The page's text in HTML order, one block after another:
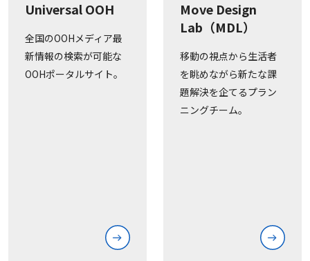
Universal OOH
全国のOOHメディア最
新情報の検索が可能な
OOHポータルサイト。
Move Design
Lab（MDL）
移動の視点から生活者
を眺めながら新たな課
題解決を企てるプラン
ニングチーム。